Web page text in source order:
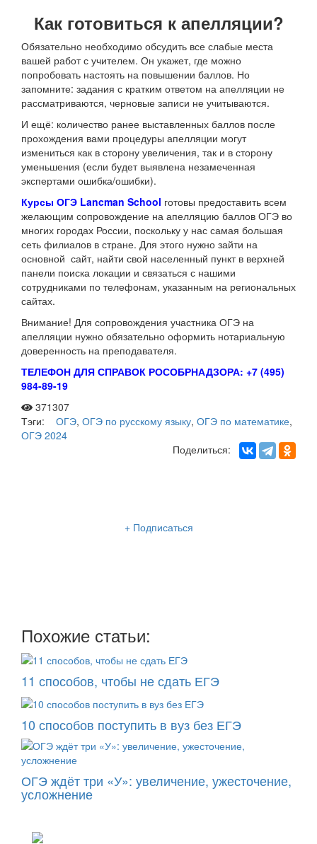
Как готовиться к апелляции?
Обязательно необходимо обсудить все слабые места
вашей работ с учителем. Он укажет, где можно
попробовать настоять на повышении баллов. Но
запомните: задания с кратким ответом на апелляции не
рассматриваются, черновые записи не учитываются.
И ещё: количество ранее выставленных баллов после
прохождения вами процедуры апелляции могут
измениться как в сторону увеличения, так и в сторону
уменьшения (если будет выявлена незамеченная
экспертами ошибка/ошибки).
Курсы ОГЭ Lancman School готовы предоставить всем
желающим сопровождение на апелляцию баллов ОГЭ во
многих городах России, поскольку у нас самая большая
сеть филиалов в стране. Для этого нужно зайти на
основной сайт, найти свой населенный пункт в верхней
панели поиска локации и связаться с нашими
сотрудниками по телефонам, указанным на региональных
сайтах.
Внимание! Для сопровождения участника ОГЭ на
апелляции нужно обязательно оформить нотариальную
доверенность на преподавателя.
ТЕЛЕФОН ДЛЯ СПРАВОК РОСОБРНАДЗОРА: +7 (495)
984-89-19
371307
Тэги:
ОГЭ, ОГЭ по русскому языку, ОГЭ по математике,
ОГЭ 2024
Поделиться:
+ Подписаться
Похожие статьи:
11 способов, чтобы не сдать ЕГЭ
10 способов поступить в вуз без ЕГЭ
ОГЭ ждёт три «У»: увеличение, ужесточение,
усложнение